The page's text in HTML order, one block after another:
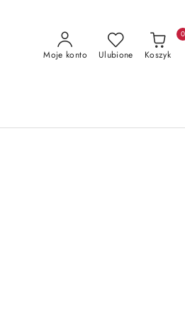
Moje konto Ulubione Koszyk
0